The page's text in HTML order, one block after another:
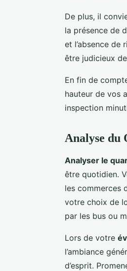
De plus, il
la présence de
et l’absence de
être judicieux
En fin de
hauteur de vos
inspection
Analyse du
Analyser le
être quotidien.
les commerces
votre choix de
par les bus ou
Lors de votre
l’ambiance
d’esprit.